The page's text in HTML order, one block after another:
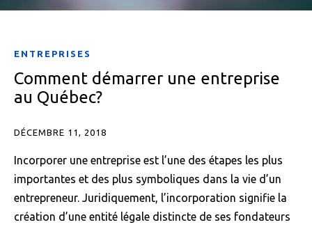
ENTREPRISES
Comment démarrer une entreprise
au Québec?
DÉCEMBRE 11, 2018
Incorporer une entreprise est l’une des étapes les plus
importantes et des plus symboliques dans la vie d’un
entrepreneur. Juridiquement, l’incorporation signifie la
création d’une entité légale distincte de ses fondateurs